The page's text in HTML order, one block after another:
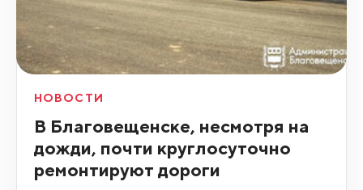
НОВОСТИ
В Благовещенске, несмотря на
дожди, почти круглосуточно
ремонтируют дороги